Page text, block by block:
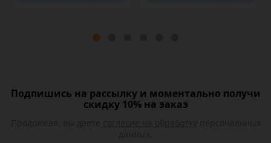
Подпишись на рассылку и моментально получи
скидку 10% на заказ